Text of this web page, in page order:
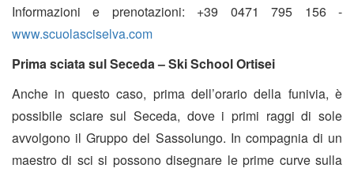
Informazioni e prenotazioni: +39 0471 795 156 -
www.scuolasciselva.com
Prima sciata sul Seceda – Ski School Ortisei
Anche in questo caso, prima dell’orario della funivia, è
possibile sciare sul Seceda, dove i primi raggi di sole
avvolgono il Gruppo del Sassolungo. In compagnia di un
maestro di sci si possono disegnare le prime curve sulla